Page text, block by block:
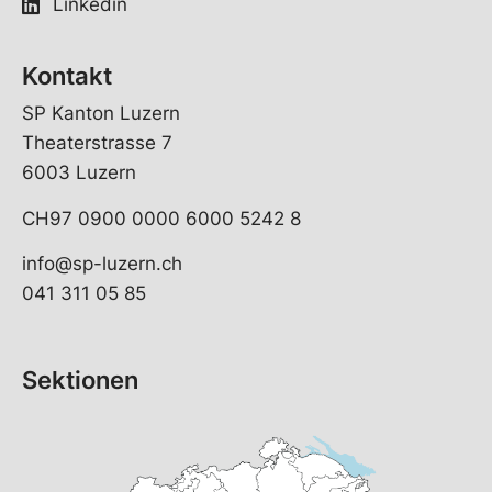
Linkedin
Kontakt
SP Kanton Luzern
Theaterstrasse 7
6003 Luzern
CH97 0900 0000 6000 5242 8
info@sp-luzern.ch
041 311 05 85
Sektionen